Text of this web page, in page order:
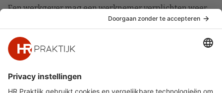
Een werkgever mag een werknemer verplichten weer
(deels) op kantoor te werken als daarvoor een redelijke
aanleiding bestaat. Blijft de werknemer dat weigeren,
ondanks waarschuwingen en een verbetertraject, dan
kan ontbinding van de arbeidsovereenkomst volgen.
verworven recht op.